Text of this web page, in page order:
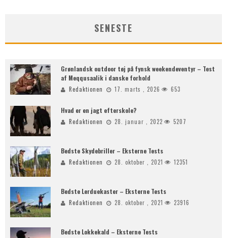
SENESTE
Grønlandsk outdoor tøj på fynsk weekendeventyr – Test
af Meqqusaalik i danske forhold
Redaktionen 17. marts , 2026 653
Hvad er en jagt efterskole?
Redaktionen 28. januar , 2022 5207
Bedste Skydebriller – Eksterne Tests
Redaktionen 28. oktober , 2021 12351
Bedste Lerduekaster – Eksterne Tests
Redaktionen 28. oktober , 2021 23916
Bedste Lokkekald – Eksterne Tests